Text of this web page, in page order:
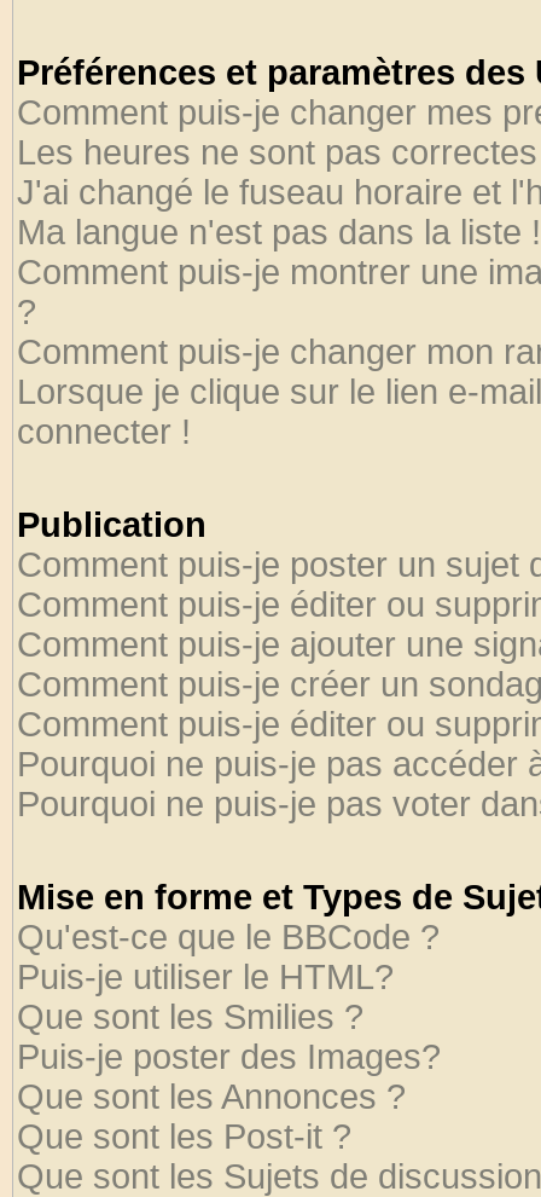
Préférences et paramètres
Comment puis-je changer mes
Les heures ne sont pas
J'ai changé le fuseau horaire et
Ma langue n'est pas dans la liste !
Comment puis-je montrer une
?
Comment puis-je changer mon
Lorsque je clique sur le lien e-
connecter !
Publication
Comment puis-je poster un sujet
Comment puis-je éditer ou
Comment puis-je ajouter une
Comment puis-je créer un
Comment puis-je éditer ou
Pourquoi ne puis-je pas accéder
Pourquoi ne puis-je pas voter
Mise en forme et Types de
Qu'est-ce que le BBCode ?
Puis-je utiliser le HTML?
Que sont les Smilies ?
Puis-je poster des Images?
Que sont les Annonces ?
Que sont les Post-it ?
Que sont les Sujets de